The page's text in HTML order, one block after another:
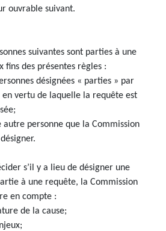
ouvrable suivant.
suivantes sont parties à une
fins des présentes règles :
désignées « parties » par
en vertu de laquelle la requête est
autre personne que la Commission
s’il y a lieu de désigner une
à une requête, la Commission
en compte :
de la cause;